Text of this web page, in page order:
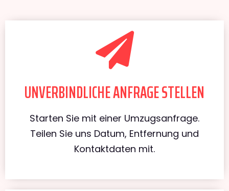
UNVERBINDLICHE ANFRAGE STELLEN
Starten Sie mit einer Umzugsanfrage.
Teilen Sie uns Datum, Entfernung und
Kontaktdaten mit.